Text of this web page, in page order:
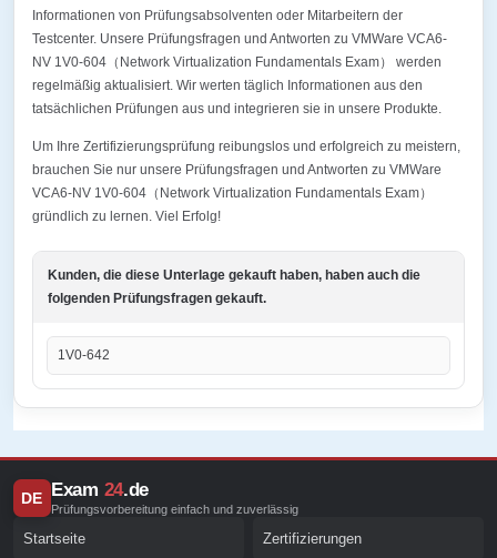
Informationen von Prüfungsabsolventen oder Mitarbeitern der
Testcenter. Unsere Prüfungsfragen und Antworten zu VMWare VCA6-
NV 1V0-604（Network Virtualization Fundamentals Exam） werden
regelmäßig aktualisiert. Wir werten täglich Informationen aus den
tatsächlichen Prüfungen aus und integrieren sie in unsere Produkte.
Um Ihre Zertifizierungsprüfung reibungslos und erfolgreich zu meistern,
brauchen Sie nur unsere Prüfungsfragen und Antworten zu VMWare
VCA6-NV 1V0-604（Network Virtualization Fundamentals Exam）
gründlich zu lernen. Viel Erfolg!
Kunden, die diese Unterlage gekauft haben, haben auch die
folgenden Prüfungsfragen gekauft.
1V0-642
DE Exam 24.de
Prüfungsvorbereitung einfach und zuverlässig
Startseite Zertifizierungen